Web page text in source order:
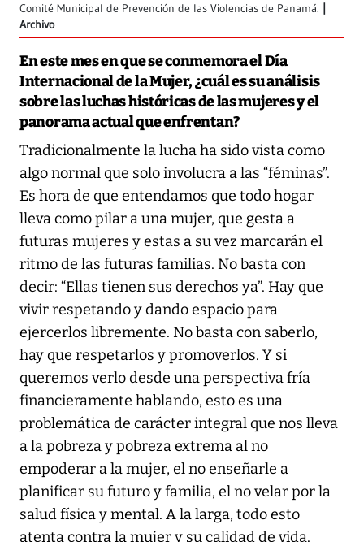
Comité Municipal de Prevención de las Violencias de Panamá.
Archivo
En este mes en que se conmemora el Día
Internacional de la Mujer, ¿cuál es su análisis
sobre las luchas históricas de las mujeres y el
panorama actual que enfrentan?
Tradicionalmente la lucha ha sido vista como
algo normal que solo involucra a las “féminas”.
Es hora de que entendamos que todo hogar
lleva como pilar a una mujer, que gesta a
futuras mujeres y estas a su vez marcarán el
ritmo de las futuras familias. No basta con
decir: “Ellas tienen sus derechos ya”. Hay que
vivir respetando y dando espacio para
ejercerlos libremente. No basta con saberlo,
hay que respetarlos y promoverlos. Y si
queremos verlo desde una perspectiva fría
financieramente hablando, esto es una
problemática de carácter integral que nos lleva
a la pobreza y pobreza extrema al no
empoderar a la mujer, el no enseñarle a
planificar su futuro y familia, el no velar por la
salud física y mental. A la larga, todo esto
atenta contra la mujer y su calidad de vida.